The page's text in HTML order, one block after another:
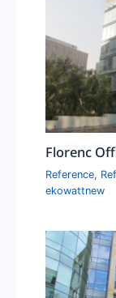
Florenc
Reference,
ekowattnew